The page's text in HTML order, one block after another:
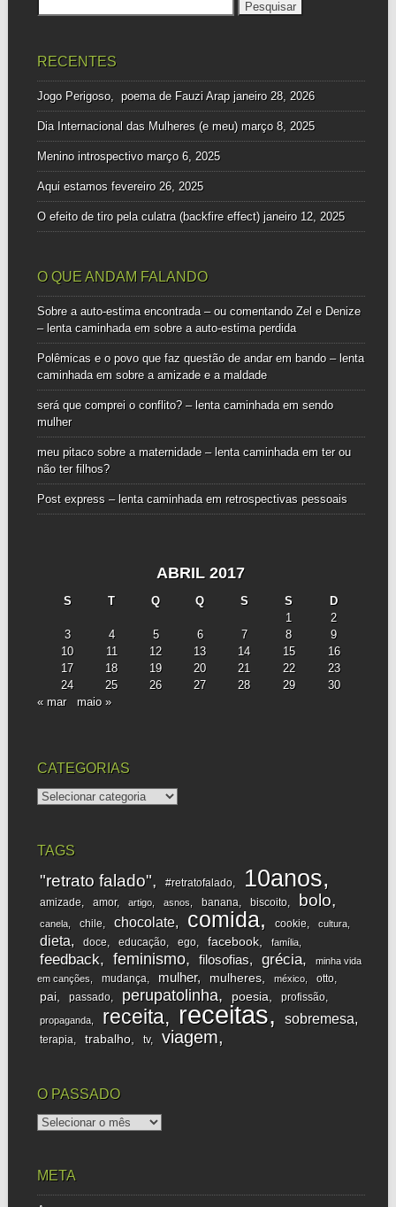
RECENTES
Jogo Perigoso, poema de Fauzi Arap janeiro 28, 2026
Dia Internacional das Mulheres (e meu) março 8, 2025
Menino introspectivo março 6, 2025
Aqui estamos fevereiro 26, 2025
O efeito de tiro pela culatra (backfire effect) janeiro 12, 2025
O QUE ANDAM FALANDO
Sobre a auto-estima encontrada – ou comentando Zel e Denize
– lenta caminhadaem sobre a auto-estima perdida
Polêmicas e o povo que faz questão de andar em bando – lenta
caminhadaem sobre a amizade e a maldade
será que comprei o conflito? – lenta caminhadaem sendo
mulher
meu pitaco sobre a maternidade – lenta caminhadaem ter ou
não ter filhos?
Post express – lenta caminhadaem retrospectivas pessoais
ABRIL 2017
S T Q Q S S
D
1
2
3
4 5 6 7 8
9
10
11 12 13 14 15
16
17
18 19 20 21 22
23
24
25 26 27 28 29
30
« mar
maio »
CATEGORIAS
categorias
TAGS
"retrato falado" #retratofalado 10anos
amizade amor artigo asnos banana biscoito bolo
canela chile chocolate comida cookie cultura
dieta doce educação ego facebook família
feedback feminismo filosofias grécia
minha vida
em canções
mudança mulher mulheres méxico otto
pai passado perupatolinha poesia profissão
propaganda receita receitas sobremesa
terapia trabalho tv viagem
O PASSADO
META